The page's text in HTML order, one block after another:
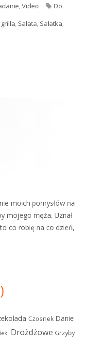
,Video Tagi
Do
, Sałata, Sałatka,
młodej kapusty (video)
moich pomysłów na
mojego męża. Uznał
co robię na co dzień,
Czosnek Danie
Drożdżowe Grzyby